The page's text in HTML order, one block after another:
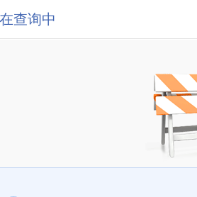
查询中